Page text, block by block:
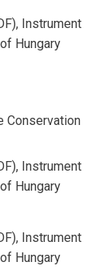
Instrument
Hungary
Conservation
Instrument
Hungary
Instrument
Hungary